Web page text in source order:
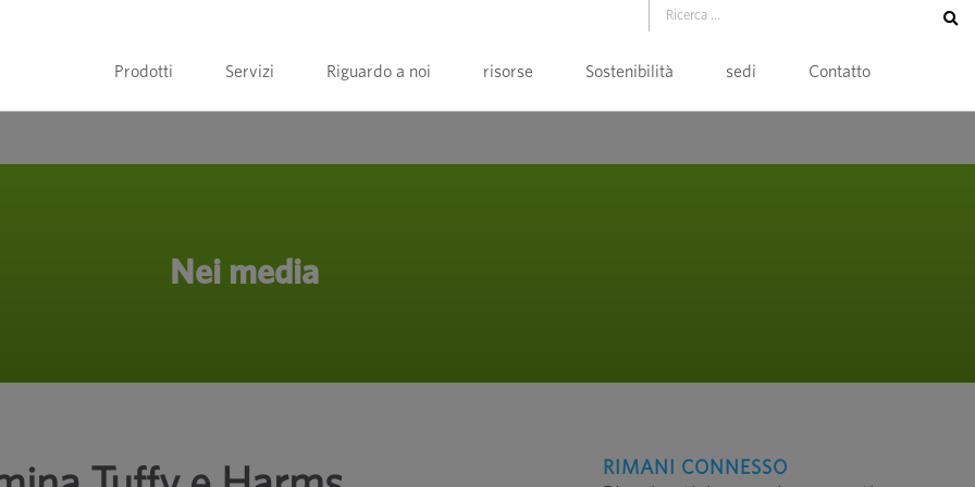
Prodotti Servizi Riguardo a noi risorse Sostenibilità sedi Contatto
Nei media
RIMANI CONNESSO